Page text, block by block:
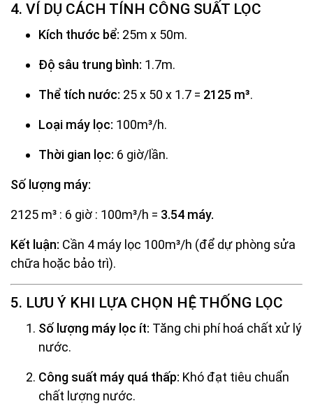
4. VÍ DỤ CÁCH TÍNH CÔNG SUẤT LỌC
Kích thước bể: 25m x 50m.
Độ sâu trung bình: 1.7m.
Thể tích nước: 25 x 50 x 1.7 = 2125 m³.
Loại máy lọc: 100m³/h.
Thời gian lọc: 6 giờ/lần.
Số lượng máy:
2125 m³ : 6 giờ : 100m³/h = 3.54 máy.
Kết luận: Cần 4 máy lọc 100m³/h (để dự phòng sửa
chữa hoặc bảo trì).
5. LƯU Ý KHI LỰA CHỌN HỆ THỐNG LỌC
Số lượng máy lọc ít: Tăng chi phí hoá chất xử lý
nước.
Công suất máy quá thấp: Khó đạt tiêu chuẩn
chất lượng nước.